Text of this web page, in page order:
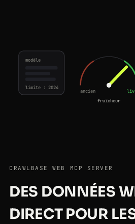
modèle
limite : 2024
ancien
fraîcheur
CRAWLBASE WEB MCP SERVER
DES DONNÉES
DIRECT POUR